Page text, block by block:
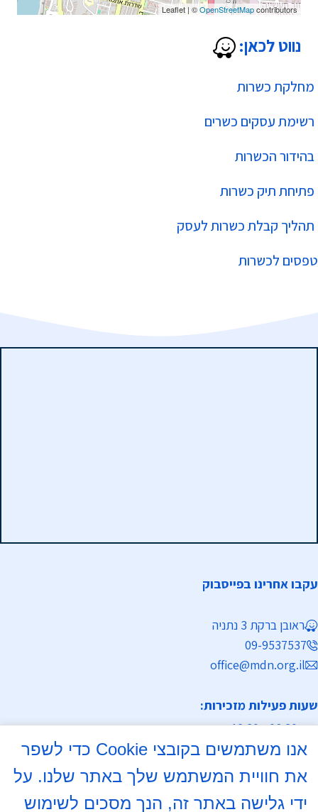
מחלקת כשרות
רשימת עסקים כשרים
בהידור הכשרות
פתיחת תיק כשרות
תהליך קבלת כשרות לעסק
טפסים לכשרות
Leaflet| ©OpenStreetMapcontributors
נווט לכאן:
עקבו אחרינו בפייסבוק
ראובן ברקת 3 נתניה
09-9537537
office@mdn.org.il
שעות פעילות מזכירות:
א-ה 08:30 - 12:30
א, ד 16:00- 18:00
אנו משתמשים בקובצי Cookie כדי לשפר
את חוויית המשתמש שלך באתר שלנו. על
ידי גלישה באתר זה, הנך מסכים לשימוש